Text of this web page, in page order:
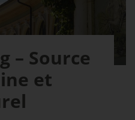
– Source
et